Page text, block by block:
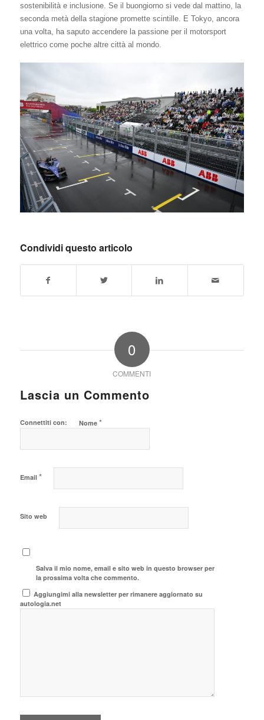
sostenibilità e inclusione. Se il buongiorno si vede dal mattino, la
seconda metà della stagione promette scintille. E Tokyo, ancora
una volta, ha saputo accendere la passione per il motorsport
elettrico come poche altre città al mondo.
Condividi questo articolo
0
COMMENTI
Lascia un Commento
Connettiti con: Nome *
Email *
Sito web
Salva il mio nome, email e sito web in questo browser per
la prossima volta che commento.
Aggiungimi alla newsletter per rimanere aggiornato su
autologia.net